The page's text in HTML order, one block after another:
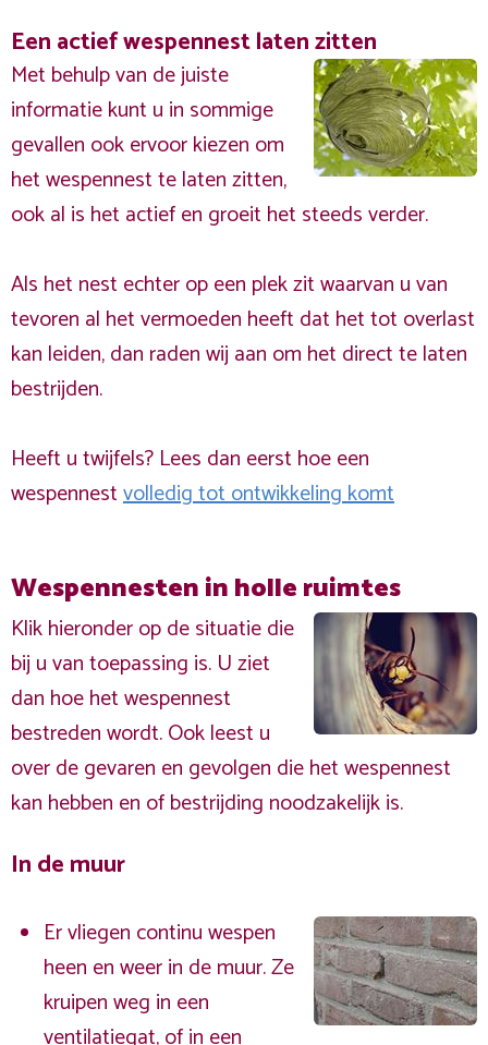
Een actief wespennest laten zitten
Met behulp van de juiste
informatie kunt u in sommige
gevallen ook ervoor kiezen om
het wespennest te laten zitten,
ook al is het actief en groeit het steeds verder.
Als het nest echter op een plek zit waarvan u van
tevoren al het vermoeden heeft dat het tot overlast
kan leiden, dan raden wij aan om het direct te laten
bestrijden.
Heeft u twijfels? Lees dan eerst hoe een
wespennestvolledig tot ontwikkeling komt
Wespennesten in holle ruimtes
Klik hieronder op de situatie die
bij u van toepassing is. U ziet
dan hoe het wespennest
bestreden wordt. Ook leest u
over de gevaren en gevolgen die het wespennest
kan hebben en of bestrijding noodzakelijk is.
In de muur
Er vliegen continu wespen
heen en weer in de muur. Ze
kruipen weg in een